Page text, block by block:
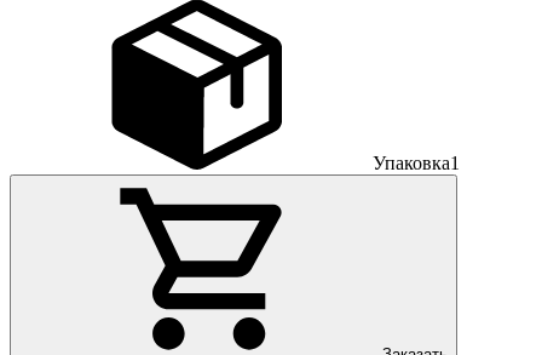
Упаковка1